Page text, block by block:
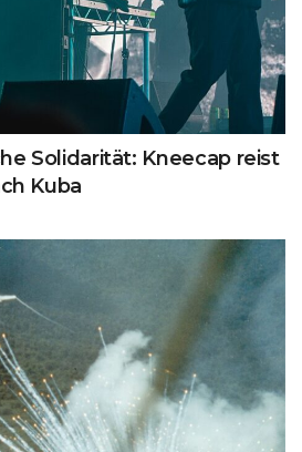
Solidarität: Kneecap reist
Kuba